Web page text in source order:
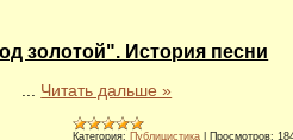
золотой". История песни
Читать дальше »
Категория: Публицистика Просмотров: